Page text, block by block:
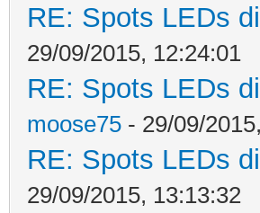
RE: Spots LEDs
29/09/2015, 12:24:01
RE: Spots LEDs
moose75 - 29/09/
RE: Spots LEDs
29/09/2015, 13:13:32